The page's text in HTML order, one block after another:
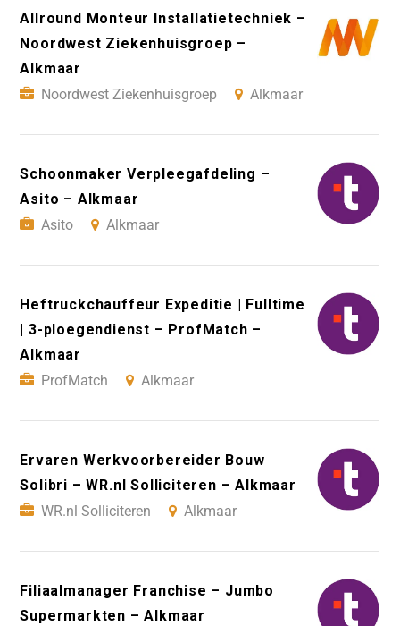
Allround Monteur Installatietechniek –
Noordwest Ziekenhuisgroep –
Alkmaar
Noordwest Ziekenhuisgroep
Alkmaar
Schoonmaker Verpleegafdeling –
Asito – Alkmaar
Asito
Alkmaar
Heftruckchauffeur Expeditie | Fulltime
| 3-ploegendienst – ProfMatch –
Alkmaar
ProfMatch
Alkmaar
Ervaren Werkvoorbereider Bouw
Solibri – WR.nl Solliciteren – Alkmaar
WR.nl Solliciteren
Alkmaar
Filiaalmanager Franchise – Jumbo
Supermarkten – Alkmaar